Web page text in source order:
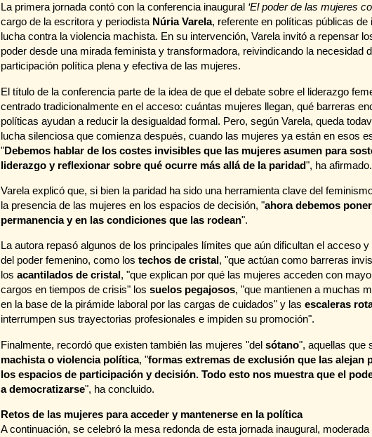
La primera jornada contó con la conferencia inaugural ‘El poder de las mujeres
cargo de la escritora y periodista Núria Varela, referente en políticas públicas de
lucha contra la violencia machista. En su intervención, Varela invitó a repensar
poder desde una mirada feminista y transformadora, reivindicando la necesidad
participación política plena y efectiva de las mujeres.
El título de la conferencia parte de la idea de que el debate sobre el liderazgo
centrado tradicionalmente en el acceso: cuántas mujeres llegan, qué barreras
políticas ayudan a reducir la desigualdad formal. Pero, según Varela, queda
lucha silenciosa que comienza después, cuando las mujeres ya están en esos
"Debemos hablar de los costes invisibles que las mujeres asumen para
liderazgo y reflexionar sobre qué ocurre más allá de la paridad", ha afirmado.
Varela explicó que, si bien la paridad ha sido una herramienta clave del
la presencia de las mujeres en los espacios de decisión, "ahora debemos
permanencia y en las condiciones que las rodean".
La autora repasó algunos de los principales límites que aún dificultan el acceso
del poder femenino, como los techos de cristal, "que actúan como barreras
los acantilados de cristal, "que explican por qué las mujeres acceden con
cargos en tiempos de crisis" los suelos pegajosos, "que mantienen a muchas
en la base de la pirámide laboral por las cargas de cuidados" y las escaleras
interrumpen sus trayectorias profesionales e impiden su promoción".
Finalmente, recordó que existen también las mujeres "del sótano", aquellas que
machista o violencia política, "formas extremas de exclusión que las alejan
los espacios de participación y decisión. Todo esto nos muestra que el
a democratizarse", ha concluido.
Retos de las mujeres para acceder y mantenerse en la política
A continuación, se celebró la mesa redonda de esta jornada inaugural, moderada